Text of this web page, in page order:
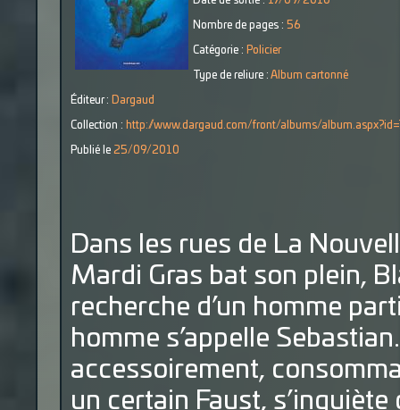
Nombre de pages : 56
Catégorie : Policier
Type de reliure : Album cartonné
Éditeur : Dargaud
Collection : http://www.dargaud.com/front/albums/
Publié le 25/09/2010
Dans les rues de La
Mardi Gras bat son plein,
recherche d’un homme
homme s’appelle
accessoirement,
un certain Faust,